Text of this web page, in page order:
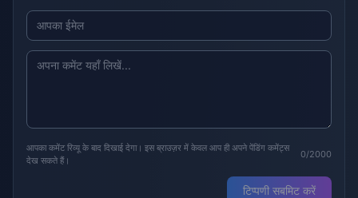
आपका कमेंट रिव्यू के बाद दिखाई देगा। इस ब्राउज़र में केवल आप ही अपने पेंडिंग कमेंट्स
देख सकते हैं।
0/2000
टिप्पणी सबमिट करें